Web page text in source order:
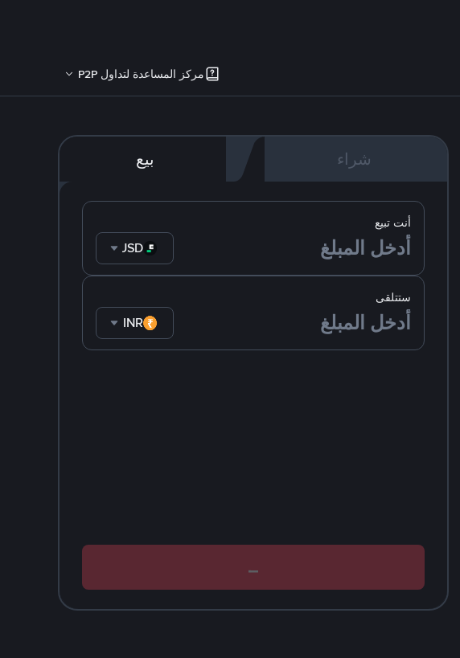
مركز المساعدة لتداول P2P
شراء بيع
ستتلقى
INR
أنت تبيع
FDUSD